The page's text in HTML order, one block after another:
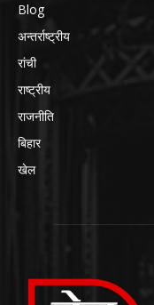
Blog
अन्तर्राष्ट्रीय
रांची
राष्ट्रीय
राजनीति
बिहार
खेल